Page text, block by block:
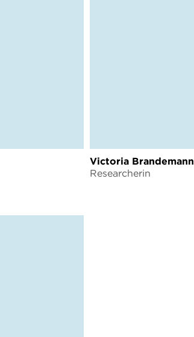
Victoria Brandemann
Researcherin